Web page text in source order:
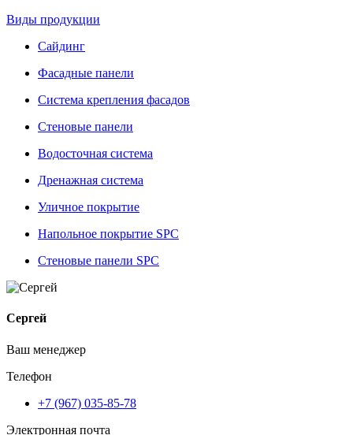
Виды продукции
Сайдинг
Фасадные панели
Система крепления фасадов
Стеновые панели
Водосточная система
Дренажная система
Уличное покрытие
Напольное покрытие SPC
Стеновые панели SPC
Сергей
Ваш менеджер
Телефон
+7 (967) 035-85-78
Электронная почта